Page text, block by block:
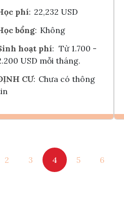
phí: 22,232 USD
bổng: Không
hoạt phí: Từ 1.700 -
USD mỗi tháng.
CƯ: Chưa có thông
Tham vấn Interlink
2 3 4 5 6